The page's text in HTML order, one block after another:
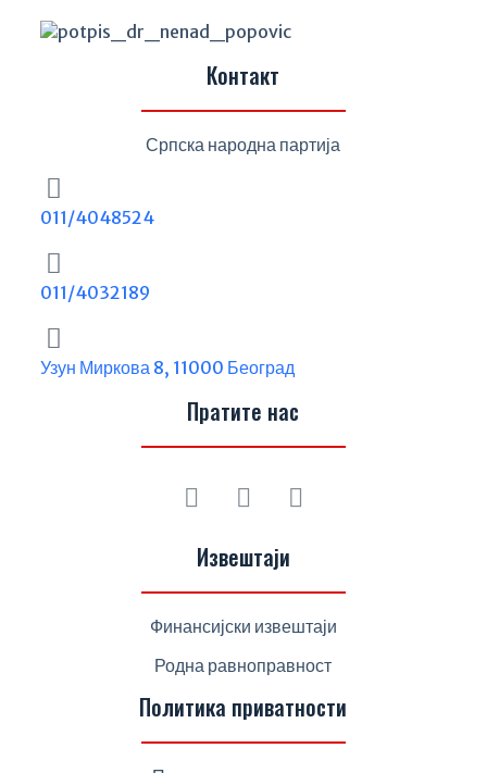
Контакт
Српска народна партија
011/4048524
011/4032189
Узун Миркова 8, 11000 Београд
Пратите нас
Извештаји
Финансијски извештаји
Родна равноправност
Политика приватности